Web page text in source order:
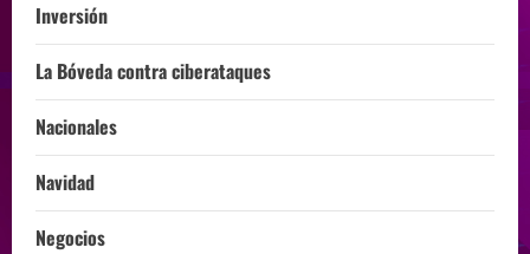
Inversión
La Bóveda contra ciberataques
Nacionales
Navidad
Negocios